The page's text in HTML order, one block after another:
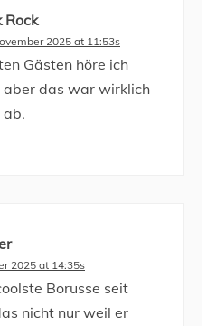
Rock
2025 at 11:53s
Gästen höre ich
aber das war wirklich
ab.
2025 at 14:35s
Borusse seit
nicht nur weil er